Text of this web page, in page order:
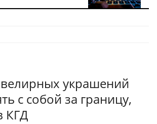
украшений
с собой за границу,
КГД